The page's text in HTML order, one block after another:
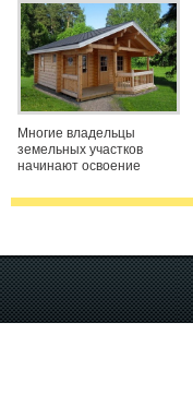
Многие владельцы
земельных участков
начинают освоение
бани. При наличии
баню, в которой есть
место для принятия